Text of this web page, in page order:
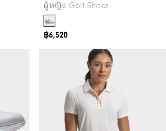
ผู้หญิง Golf Shoes
฿6,520